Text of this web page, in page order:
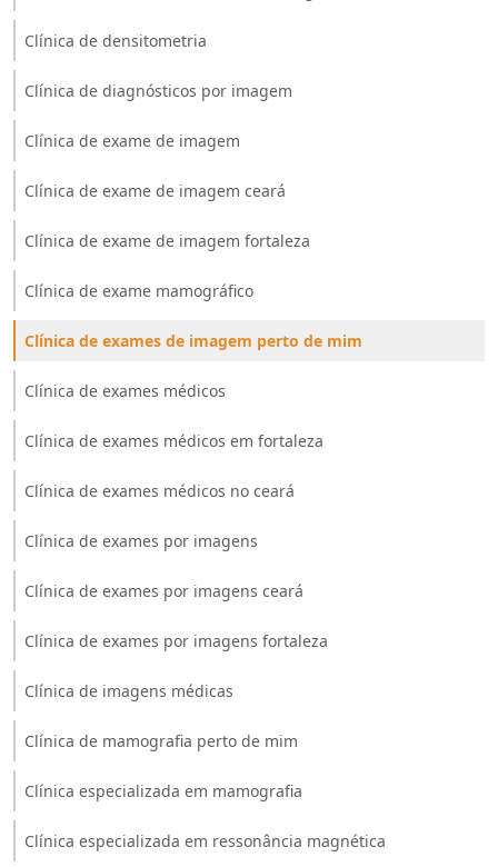
Clínica de densitometria
Clínica de diagnósticos por imagem
Clínica de exame de imagem
Clínica de exame de imagem ceará
Clínica de exame de imagem fortaleza
Clínica de exame mamográfico
Clínica de exames de imagem perto de mim
Clínica de exames médicos
Clínica de exames médicos em fortaleza
Clínica de exames médicos no ceará
Clínica de exames por imagens
Clínica de exames por imagens ceará
Clínica de exames por imagens fortaleza
Clínica de imagens médicas
Clínica de mamografia perto de mim
Clínica especializada em mamografia
Clínica especializada em ressonância magnética